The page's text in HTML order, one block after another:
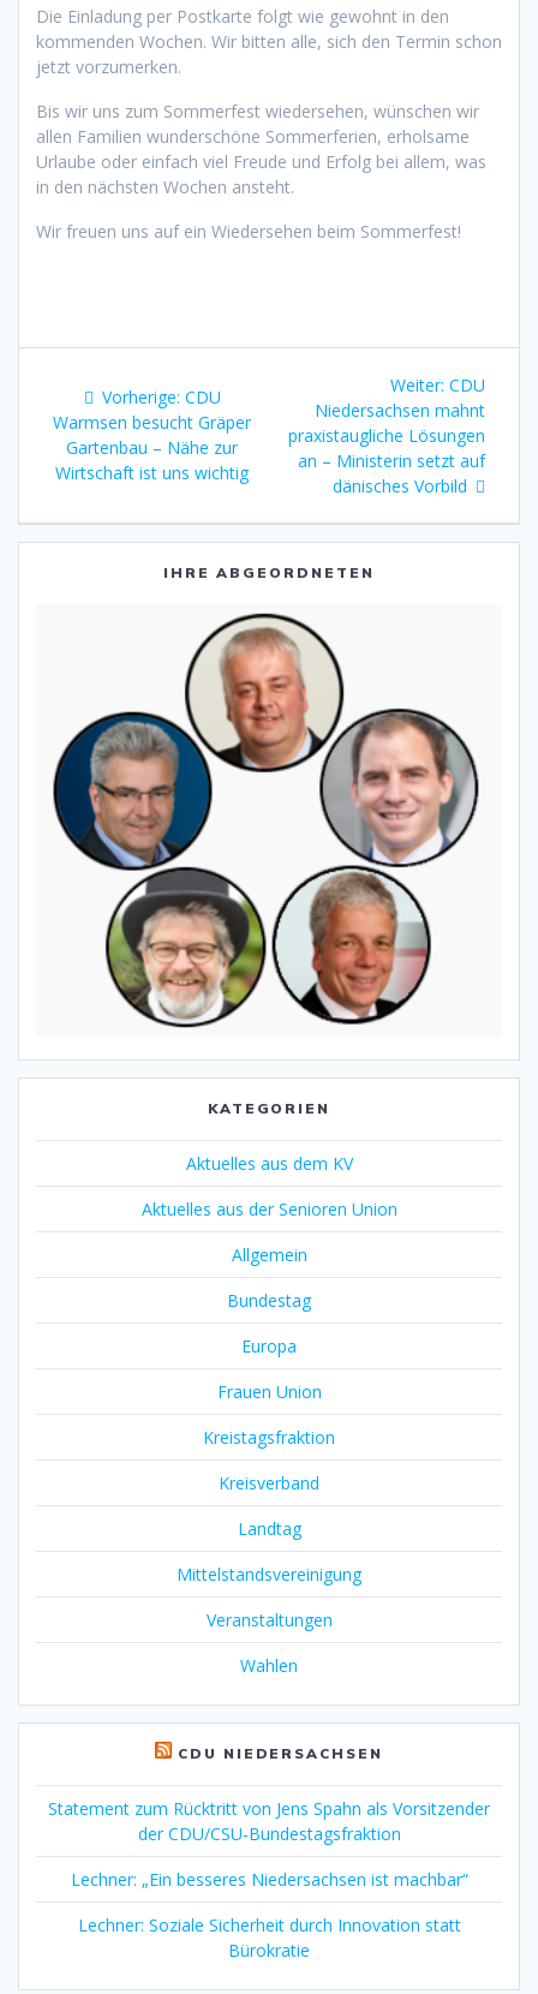
Die Einladung per Postkarte folgt wie gewohnt in den
kommenden Wochen. Wir bitten alle, sich den Termin schon
jetzt vorzumerken.
Bis wir uns zum Sommerfest wiedersehen, wünschen wir
allen Familien wunderschöne Sommerferien, erholsame
Urlaube oder einfach viel Freude und Erfolg bei allem, was
in den nächsten Wochen ansteht.
Wir freuen uns auf ein Wiedersehen beim Sommerfest!
Beitragsnavigation
Vorherige: Vorheriger
Beitrag:
CDU
Warmsen besucht Gräper
Gartenbau – Nähe zur
Wirtschaft ist uns wichtig
Weiter: Nächster
Beitrag:
CDU
Niedersachsen mahnt
praxistaugliche Lösungen
an – Ministerin setzt auf
dänisches Vorbild
IHRE ABGEORDNETEN
KATEGORIEN
Aktuelles aus dem KV
Aktuelles aus der Senioren Union
Allgemein
Bundestag
Europa
Frauen Union
Kreistagsfraktion
Kreisverband
Landtag
Mittelstandsvereinigung
Veranstaltungen
Wahlen
CDU NIEDERSACHSEN
Statement zum Rücktritt von Jens Spahn als Vorsitzender
der CDU/CSU-Bundestagsfraktion
Lechner: „Ein besseres Niedersachsen ist machbar“
Lechner: Soziale Sicherheit durch Innovation statt
Bürokratie